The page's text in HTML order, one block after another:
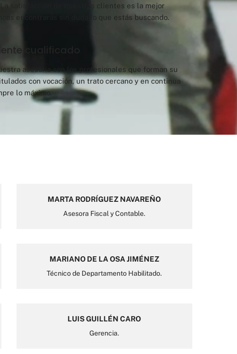
satisfacción de nuestros clientes es la mejor
encontrarás sin duda lo que estás buscando.
cualificado
asesoría son los profesionales que forman su
con vocación, un trato cercano y en continua
lo máximo.
MARTA RODRÍGUEZ NAVAREÑO
Asesora Fiscal y Contable.
MARIANO DE LA OSA JIMÉNEZ
Técnico de Departamento Habilitado.
LUIS GUILLÉN CARO
Gerencia.